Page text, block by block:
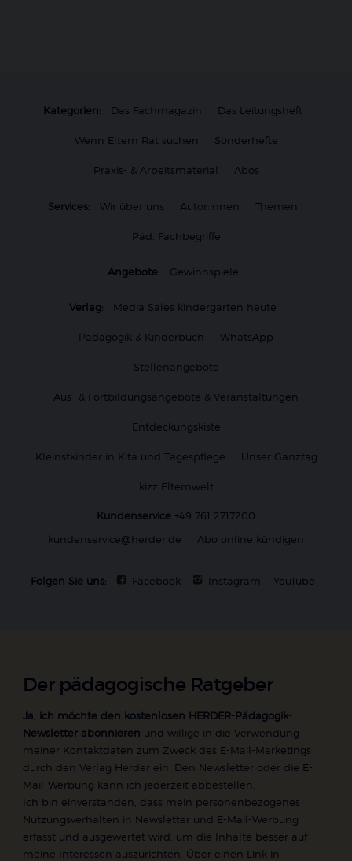
Kategorien: Das Fachmagazin Das Leitungsheft
Wenn Eltern Rat suchen Sonderhefte
Praxis- & Arbeitsmaterial Abos
Services: Wir über uns Autor:innen Themen
Päd. Fachbegriffe
Angebote: Gewinnspiele
Verlag: Media Sales kindergarten heute
Pädagogik & Kinderbuch WhatsApp
Stellenangebote
Aus- & Fortbildungsangebote & Veranstaltungen
Entdeckungskiste
Kleinstkinder in Kita und Tagespflege Unser Ganztag
kizz Elternwelt
Kundenservice +49 761 2717200
kundenservice@herder.de
Abo online kündigen
Folgen Sie uns: Facebook Instagram YouTube
Der pädagogische Ratgeber
Ja, ich möchte den kostenlosen HERDER-Pädagogik-
Newsletter abonnieren und willige in die Verwendung
meiner Kontaktdaten zum Zweck des E-Mail-Marketings
durch den Verlag Herder ein. Den Newsletter oder die E-
Mail-Werbung kann ich jederzeit abbestellen.
Ich bin einverstanden, dass mein personenbezogenes
Nutzungsverhalten in Newsletter und E-Mail-Werbung
erfasst und ausgewertet wird, um die Inhalte besser auf
meine Interessen auszurichten. Über einen Link in